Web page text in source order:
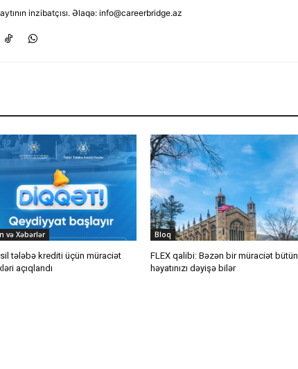
inzibatçısı. Əlaqə: info@careerbridge.az
və Xəbərlər
tələbə krediti üçün müraciət
açıqlandı
Bloq
FLEX qalibi: Bəzən bir müraciət bütün
həyatınızı dəyişə bilər